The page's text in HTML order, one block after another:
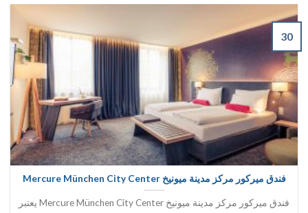
فندق ميركور مركز مدينة ميونيخ Mercure München City Center
فندق ميركور مركز مدينة ميونيخ Mercure München City Center يعتبر
30